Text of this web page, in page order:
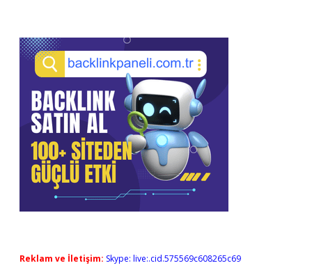
Reklam ve İletişim: Skype: live:.cid.575569c608265c69